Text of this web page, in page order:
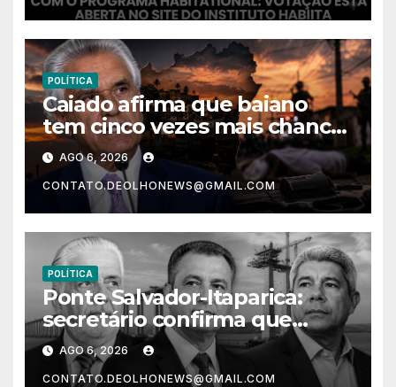
POLÍTICA
Caiado afirma que baiano
tem cinco vezes mais chances
de ser assassinado do que
um morador da Ucrânia
AGO 6, 2026
CONTATO.DEOLHONEWS@GMAIL.COM
POLÍTICA
Ponte Salvador-Itaparica:
secretário confirma que
intervenções em Salvador só
começam em 2028
AGO 6, 2026
CONTATO.DEOLHONEWS@GMAIL.COM